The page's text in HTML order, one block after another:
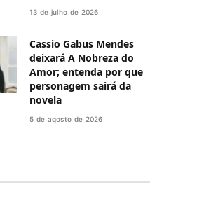
13 de julho de 2026
Cassio Gabus Mendes
deixará A Nobreza do
Amor; entenda por que
personagem sairá da
novela
5 de agosto de 2026